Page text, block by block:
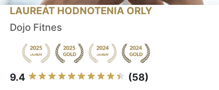
LAUREÁT HODNOTENIA ORLY
Dojo Fitnes
9.4 (58)